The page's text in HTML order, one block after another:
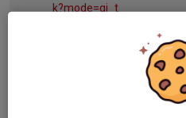
k?mode=gi_t